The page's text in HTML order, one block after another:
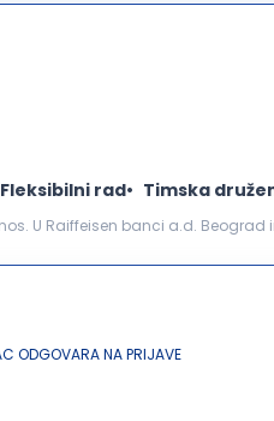
Fleksibilni rad Timska
U Raiffeisen banci a.d.
ODGOVARA NA PRIJAVE